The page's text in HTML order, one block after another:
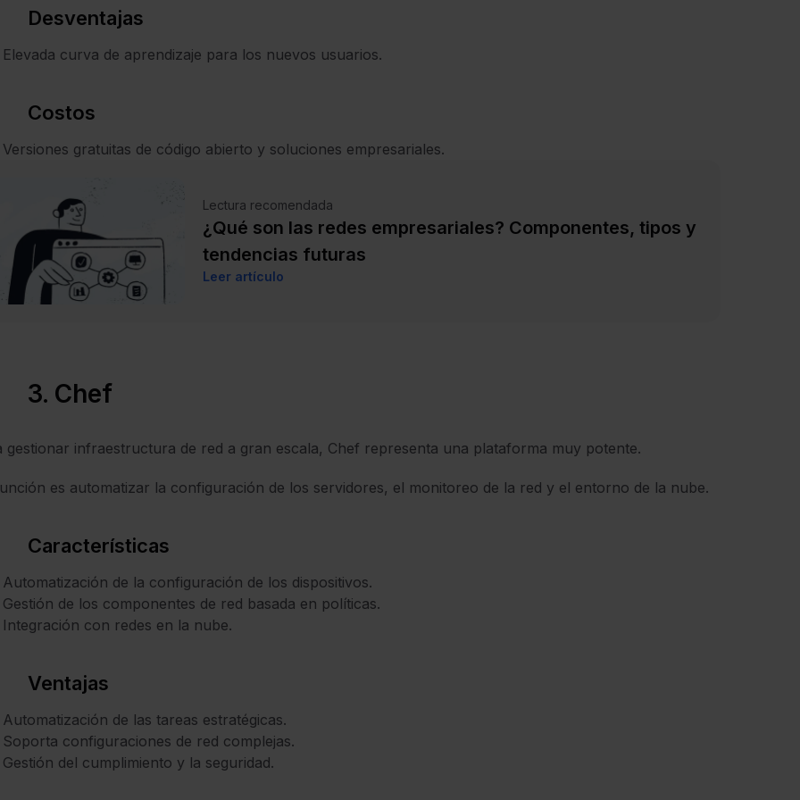
Desventajas
Elevada curva de aprendizaje para los nuevos usuarios.
Costos
Versiones gratuitas de código abierto y soluciones empresariales.
Lectura recomendada
¿Qué son las redes empresariales? Componentes, tipos y
tendencias futuras
Leer artículo
3. Chef
gestionar infraestructura de red a gran escala, Chef representa una plataforma muy potente.
es automatizar la configuración de los servidores, el monitoreo de la red y el entorno de la nube.
Características
Automatización de la configuración de los dispositivos.
Gestión de los componentes de red basada en políticas.
Integración con redes en la nube.
Ventajas
Automatización de las tareas estratégicas.
Soporta configuraciones de red complejas.
Gestión del cumplimiento y la seguridad.